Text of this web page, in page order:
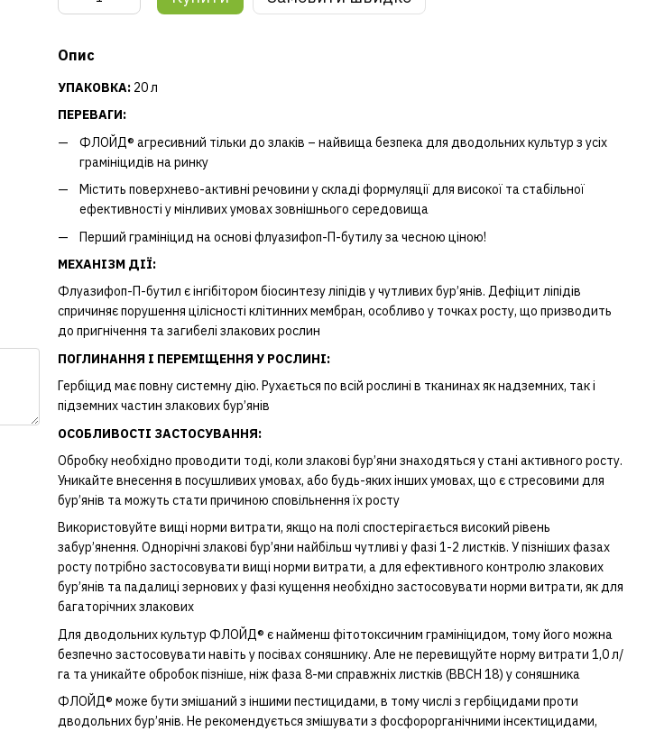
Опис
УПАКОВКА: 20 л
ПЕРЕВАГИ:
ФЛОЙД® агресивний тільки до злаків – найвища безпека для дводольних культур з усіх
грамініцидів на ринку
Містить поверхнево-активні речовини у складі формуляції для високої та стабільної
ефективності у мінливих умовах зовнішнього середовища
Перший грамініцид на основі флуазифоп-П-бутилу за чесною ціною!
МЕХАНІЗМ ДІЇ:
Флуазифоп-П-бутил є інгібітором біосинтезу ліпідів у чутливих бур’янів. Дефіцит ліпідів
спричиняє порушення цілісності клітинних мембран, особливо у точках росту, що призводить
до пригнічення та загибелі злакових рослин
ПОГЛИНАННЯ І ПЕРЕМІЩЕННЯ У РОСЛИНІ:
Гербіцид має повну системну дію. Рухається по всій рослині в тканинах як надземних, так і
підземних частин злакових бур’янів
ОСОБЛИВОСТІ ЗАСТОСУВАННЯ:
Обробку необхідно проводити тоді, коли злакові бур’яни знаходяться у стані активного росту.
Уникайте внесення в посушливих умовах, або будь-яких інших умовах, що є стресовими для
бур’янів та можуть стати причиною сповільнення їх росту
Використовуйте вищі норми витрати, якщо на полі спостерігається високий рівень
забур’янення. Однорічні злакові бур’яни найбільш чутливі у фазі 1-2 листків. У пізніших фазах
росту потрібно застосовувати вищі норми витрати, а для ефективного контролю злакових
бур’янів та падалиці зернових у фазі кущення необхідно застосовувати норми витрати, як для
багаторічних злакових
Для дводольних культур ФЛОЙД® є найменш фітотоксичним грамініцидом, тому його можна
безпечно застосовувати навіть у посівах соняшнику. Але не перевищуйте норму витрати 1,0 л/
га та уникайте обробок пізніше, ніж фаза 8-ми справжніх листків (ВВСН 18) у соняшника
ФЛОЙД® може бути змішаний з іншими пестицидами, в тому числі з гербіцидами проти
дводольних бур’янів. Не рекомендується змішувати з фосфорорганічними інсектицидами,